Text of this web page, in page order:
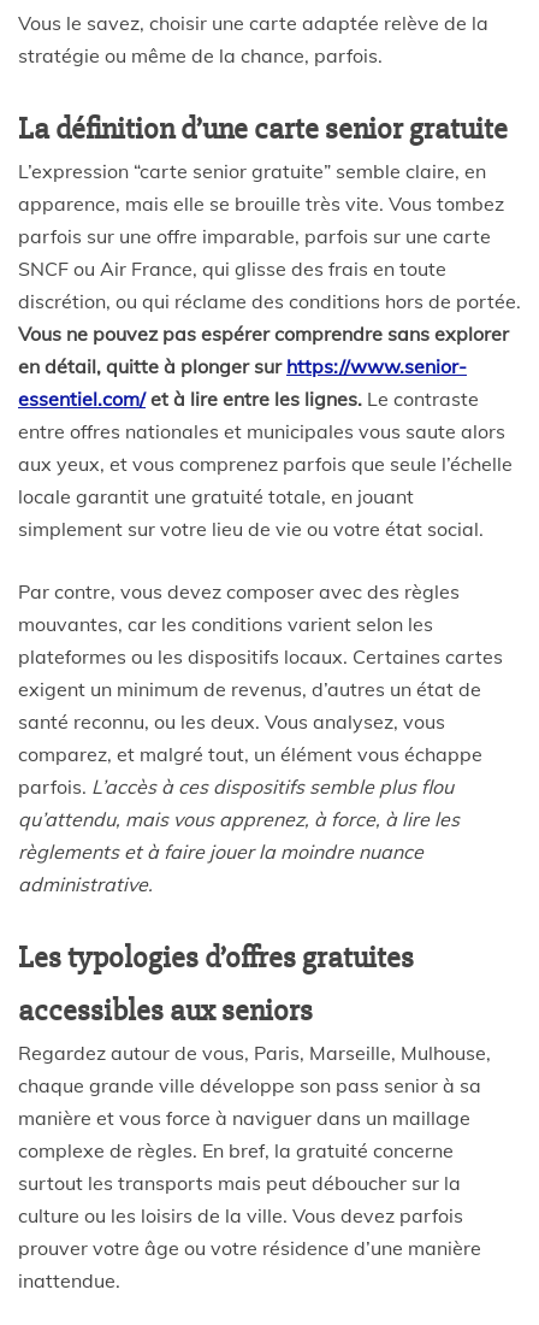
Vous le savez, choisir une carte adaptée relève de la
stratégie ou même de la chance, parfois.
La définition d’une carte senior gratuite
L’expression “carte senior gratuite” semble claire, en
apparence, mais elle se brouille très vite. Vous tombez
parfois sur une offre imparable, parfois sur une carte
SNCF ou Air France, qui glisse des frais en toute
discrétion, ou qui réclame des conditions hors de portée.
Vous ne pouvez pas espérer comprendre sans explorer
en détail, quitte à plonger sur https://www.senior-
essentiel.com/et à lire entre les lignes. Le contraste
entre offres nationales et municipales vous saute alors
aux yeux, et vous comprenez parfois que seule l’échelle
locale garantit une gratuité totale, en jouant
simplement sur votre lieu de vie ou votre état social.
Par contre, vous devez composer avec des règles
mouvantes, car les conditions varient selon les
plateformes ou les dispositifs locaux. Certaines cartes
exigent un minimum de revenus, d’autres un état de
santé reconnu, ou les deux. Vous analysez, vous
comparez, et malgré tout, un élément vous échappe
parfois. L’accès à ces dispositifs semble plus flou
qu’attendu, mais vous apprenez, à force, à lire les
règlements et à faire jouer la moindre nuance
administrative.
Les typologies d’offres gratuites
accessibles aux seniors
Regardez autour de vous, Paris, Marseille, Mulhouse,
chaque grande ville développe son pass senior à sa
manière et vous force à naviguer dans un maillage
complexe de règles. En bref, la gratuité concerne
surtout les transports mais peut déboucher sur la
culture ou les loisirs de la ville. Vous devez parfois
prouver votre âge ou votre résidence d’une manière
inattendue.